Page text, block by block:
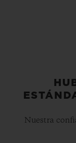
Nuestra